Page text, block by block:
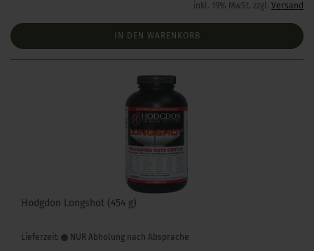
inkl. 19% MwSt. zzgl. Versand
IN DEN WARENKORB
Hodgdon Longshot (454 g)
Lieferzeit: NUR Abholung nach Absprache